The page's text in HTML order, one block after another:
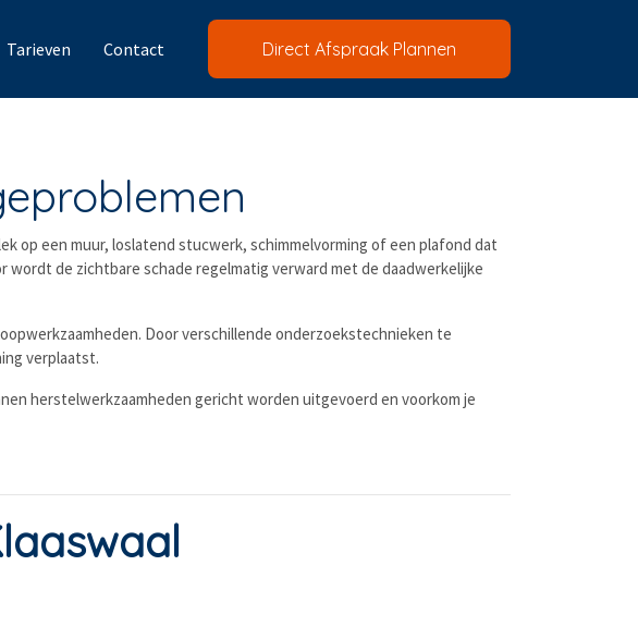
Tarieven Contact Direct Afspraak Plannen
op een muur, loslatend stucwerk, schimmelvorming of een plafond dat
de zichtbare schade regelmatig verward met de daadwerkelijke
Door verschillende onderzoekstechnieken te
verplaatst.
herstelwerkzaamheden gericht worden uitgevoerd en voorkom je